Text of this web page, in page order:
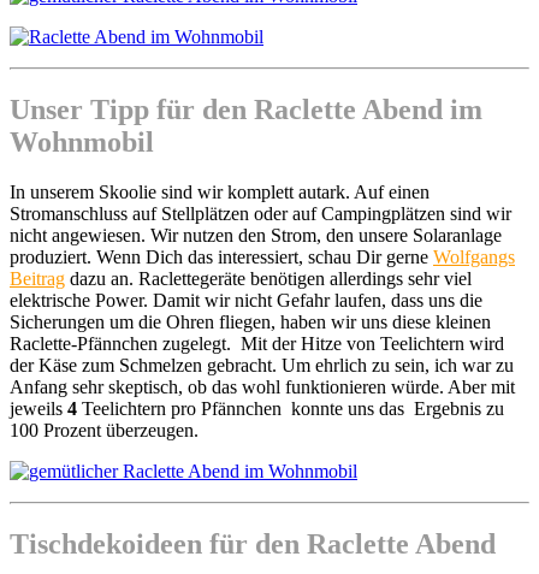
Unser Tipp für den Raclette Abend im
Wohnmobil
In unserem Skoolie sind wir komplett autark. Auf einen
Stromanschluss auf Stellplätzen oder auf Campingplätzen sind wir
nicht angewiesen. Wir nutzen den Strom, den unsere Solaranlage
produziert. Wenn Dich das interessiert, schau Dir gerne Wolfgangs
Beitrag dazu an. Raclettegeräte benötigen allerdings sehr viel
elektrische Power. Damit wir nicht Gefahr laufen, dass uns die
Sicherungen um die Ohren fliegen, haben wir uns diese kleinen
Raclette-Pfännchen zugelegt. Mit der Hitze von Teelichtern wird
der Käse zum Schmelzen gebracht. Um ehrlich zu sein, ich war zu
Anfang sehr skeptisch, ob das wohl funktionieren würde. Aber mit
jeweils 4 Teelichtern pro Pfännchen konnte uns das Ergebnis zu
100 Prozent überzeugen.
Tischdekoideen für den Raclette Abend